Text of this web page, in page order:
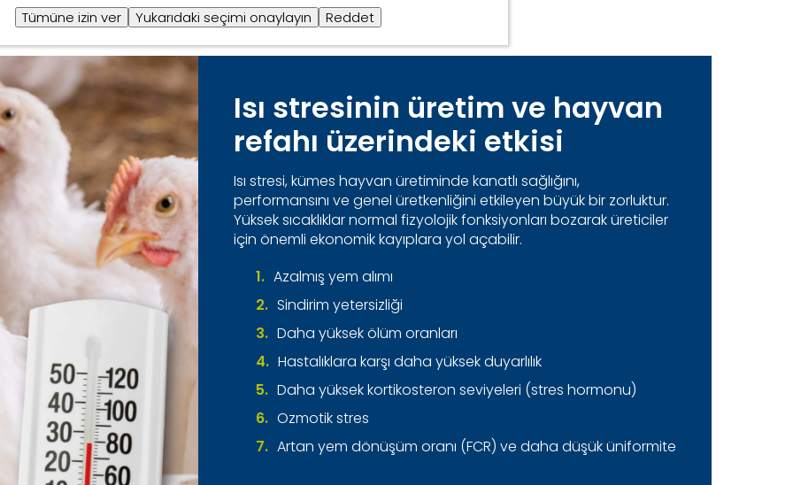
Tümüne izin ver Yukarıdaki seçimi onaylayın Reddet
Isı stresinin üretim ve hayvan
refahı üzerindeki etkisi
Isı stresi, kümes hayvan üretiminde kanatlı sağlığını,
performansını ve genel üretkenliğini etkileyen büyük bir zorluktur.
Yüksek sıcaklıklar normal fizyolojik fonksiyonları bozarak üreticiler
için önemli ekonomik kayıplara yol açabilir.
Azalmış yem alımı
Sindirim yetersizliği
Daha yüksek ölüm oranları
Hastalıklara karşı daha yüksek duyarlılık
Daha yüksek kortikosteron seviyeleri (stres hormonu)
Ozmotik stres
Artan yem dönüşüm oranı (FCR) ve daha düşük üniformite